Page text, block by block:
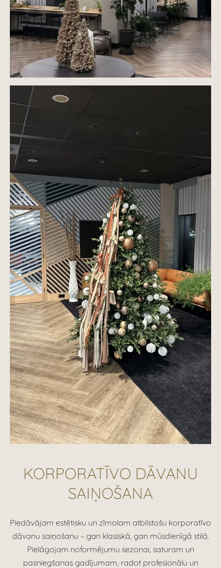
KORPORATĪVO DĀVANU
SAIŅOŠANA
Piedāvājam estētisku un zīmolam atbilstošu korporatīvo
dāvanu saiņošanu – gan klasiskā, gan mūsdienīgā stilā.
Pielāgojam noformējumu sezonai, saturam un
pasniegšanas gadījumam, radot profesionālu un